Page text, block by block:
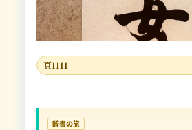
頁1111
辞書の旅